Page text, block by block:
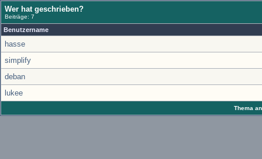
Wer hat geschrieben?
Beiträge: 7
Benutzername
hasse
simplify
deban
lukee
Thema